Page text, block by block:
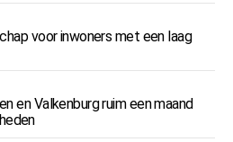
voor inwoners met een laag
en Valkenburg ruim een maand